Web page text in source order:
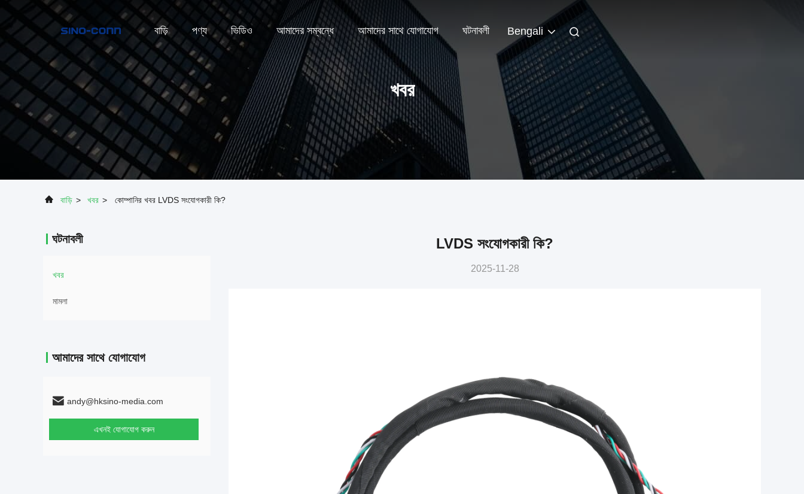
বাড়ি পণ্য ভিডিও আমাদের সম্বন্ধে আমাদের সাথে যোগাযোগ ঘটনাবলী Bengali
খবর
বাড়ি > খবর > কোম্পানির খবর LVDS সংযোগকারী কি?
ঘটনাবলী
খবর
মামলা
আমাদের সাথে যোগাযোগ
andy@hksino-media.com
এখনই যোগাযোগ করুন
LVDS সংযোগকারী কি?
2025-11-28